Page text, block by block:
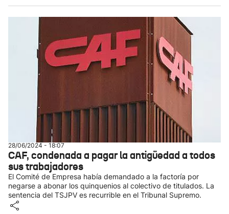
28/06/2024 - 18:07
CAF, condenada a pagar la antigüedad a todos
sus trabajadores
El Comité de Empresa había demandado a la factoría por
negarse a abonar los quinquenios al colectivo de titulados. La
sentencia del TSJPV es recurrible en el Tribunal Supremo.